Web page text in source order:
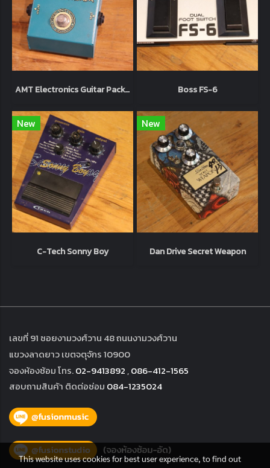
AMT Electronics Guitar Packer Boss FS-6
New
C-Tech Sonny Boy
New
Dan Drive Secret Weapon
เลขที่ 91 ซอยงามวงศ์วาน 48 ถนนงามวงศ์วาน
แขวงลาดยาว เขตจตุจักร 10900
จองห้องซ้อม โทร.02-9413892 ,086-412-1565
สอบถามสินค้า ติดต่อซ่อม 084-1235024
This website uses cookies for best user experience, to find out